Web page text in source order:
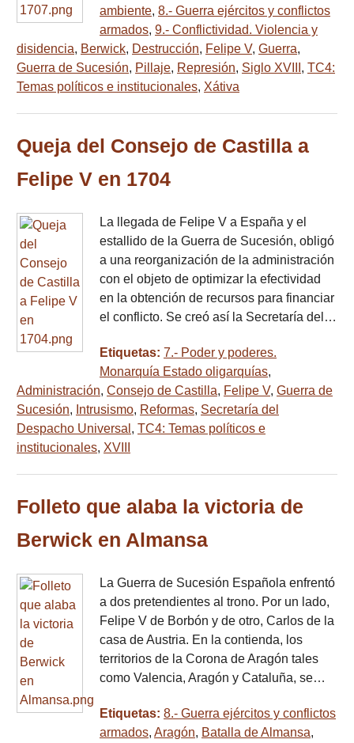
ambiente, 8.- Guerra ejércitos y conflictos
armados, 9.- Conflictividad. Violencia y
disidencia, Berwick, Destrucción, Felipe V, Guerra,
Guerra de Sucesión, Pillaje, Represión, Siglo XVIII , TC4:
Temas políticos e institucionales, Xátiva
Queja del Consejo de Castilla a
Felipe V en 1704
La llegada de Felipe V a España y el
estallido de la Guerra de Sucesión, obligó
a una reorganización de la administración
con el objeto de optimizar la efectividad
en la obtención de recursos para financiar
el conflicto. Se creó así la Secretaría del…
Etiquetas: 7.- Poder y poderes.
Monarquía Estado oligarquías,
Administración, Consejo de Castilla, Felipe V, Guerra de
Sucesión, Intrusismo, Reformas, Secretaría del
Despacho Universal , TC4: Temas políticos e
institucionales, XVIII
Folleto que alaba la victoria de
Berwick en Almansa
La Guerra de Sucesión Española enfrentó
a dos pretendientes al trono. Por un lado,
Felipe V de Borbón y de otro, Carlos de la
casa de Austria. En la contienda, los
territorios de la Corona de Aragón tales
como Valencia, Aragón y Cataluña, se…
Etiquetas: 8.- Guerra ejércitos y conflictos
armados, Aragón, Batalla de Almansa,